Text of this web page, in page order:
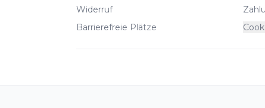
Widerruf
Barrierefreie Plätze